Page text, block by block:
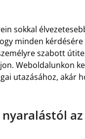
sokkal
minden kérdésére
szabott
Weboldalunkon
utazásához, akár